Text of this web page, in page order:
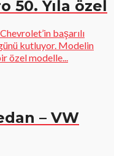
50. Yıla özel
başarılı
kutluyor. Modelin
özel modelle...
– VW